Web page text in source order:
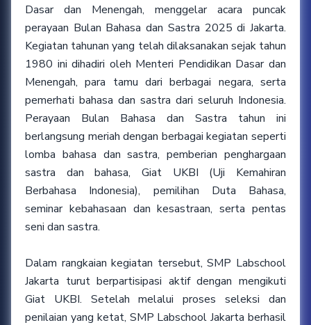
Dasar dan Menengah, menggelar acara puncak
perayaan Bulan Bahasa dan Sastra 2025 di Jakarta.
Kegiatan tahunan yang telah dilaksanakan sejak tahun
1980 ini dihadiri oleh Menteri Pendidikan Dasar dan
Menengah, para tamu dari berbagai negara, serta
pemerhati bahasa dan sastra dari seluruh Indonesia.
Perayaan Bulan Bahasa dan Sastra tahun ini
berlangsung meriah dengan berbagai kegiatan seperti
lomba bahasa dan sastra, pemberian penghargaan
sastra dan bahasa, Giat UKBI (Uji Kemahiran
Berbahasa Indonesia), pemilihan Duta Bahasa,
seminar kebahasaan dan kesastraan, serta pentas
seni dan sastra.
Dalam rangkaian kegiatan tersebut, SMP Labschool
Jakarta turut berpartisipasi aktif dengan mengikuti
Giat UKBI. Setelah melalui proses seleksi dan
penilaian yang ketat, SMP Labschool Jakarta berhasil